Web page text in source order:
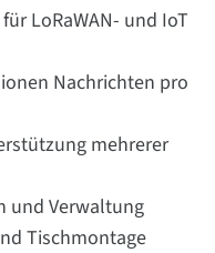
LoRaWAN- und IoT
Nachrichten pro
mehrerer
und Verwaltung
Tischmontage